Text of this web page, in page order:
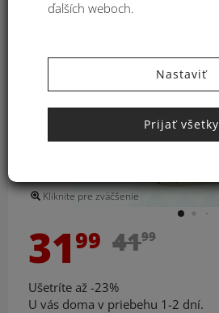
Kliknite pre zväčšenie
3199 4199
Ušetríte až -23%
U vás doma v priebehu 1-2 dní.
ďalších weboch.
Nastaviť
Prijať všetky